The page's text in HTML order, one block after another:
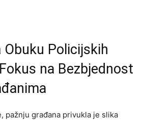
Obuku Policijskih
na Bezbjednost
pažnju građana privukla je slika